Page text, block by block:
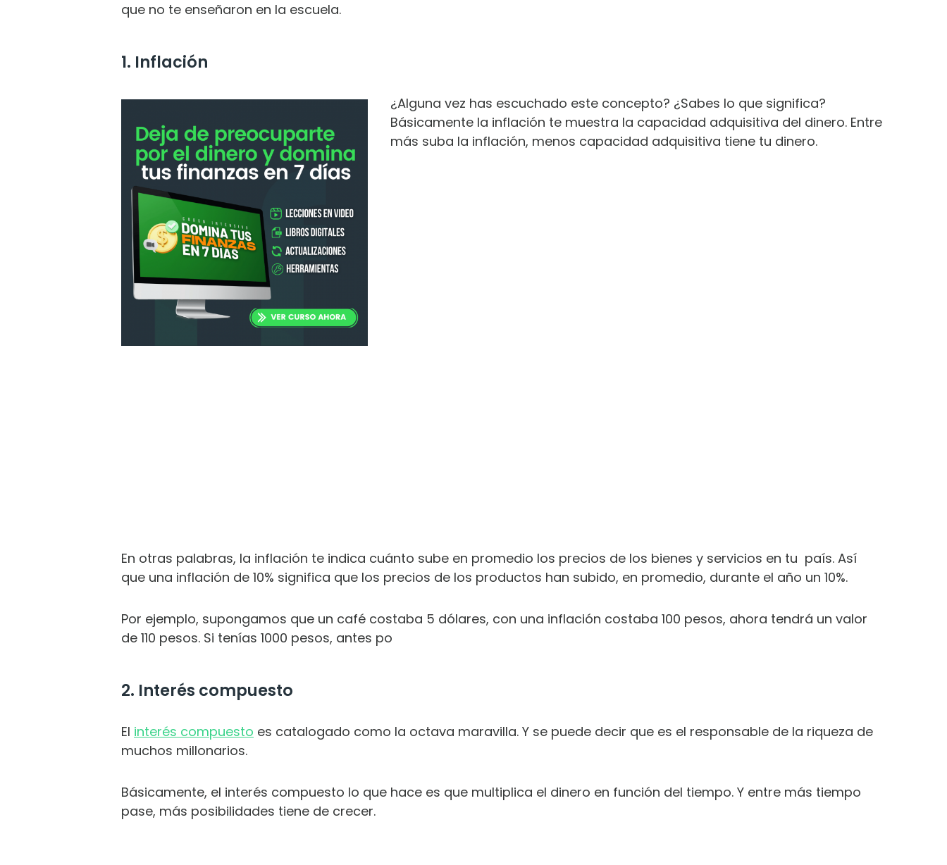
que no te enseñaron en la escuela.
1. Inflación
¿Alguna vez has escuchado este concepto? ¿Sabes lo que significa?
Básicamente la inflación te muestra la capacidad adquisitiva del dinero. Entre
más suba la inflación, menos capacidad adquisitiva tiene tu dinero.
En otras palabras, la inflación te indica cuánto sube en promedio los precios de los bienes y servicios en tu país. Así
que una inflación de 10% significa que los precios de los productos han subido, en promedio, durante el año un 10%.
Por ejemplo, supongamos que un café costaba 5 dólares, con una inflación costaba 100 pesos, ahora tendrá un valor
de 110 pesos. Si tenías 1000 pesos, antes po
2. Interés compuesto
El interés compuesto es catalogado como la octava maravilla. Y se puede decir que es el responsable de la riqueza de
muchos millonarios.
Básicamente, el interés compuesto lo que hace es que multiplica el dinero en función del tiempo. Y entre más tiempo
pase, más posibilidades tiene de crecer.